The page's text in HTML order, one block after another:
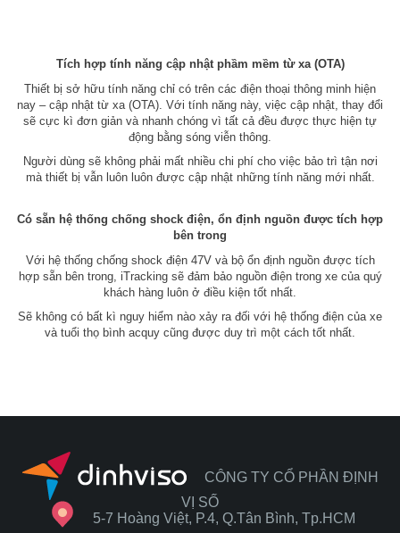
Tích hợp tính năng cập nhật phầm mềm từ xa (OTA)
Thiết bị sở hữu tính năng chỉ có trên các điện thoại thông minh hiện
nay – cập nhật từ xa (OTA). Với tính năng này, việc cập nhật, thay đổi
sẽ cực kì đơn giản và nhanh chóng vì tất cả đều được thực hiện tự
động bằng sóng viễn thông.
Người dùng sẽ không phải mất nhiều chi phí cho việc bảo trì tận nơi
mà thiết bị vẫn luôn luôn được cập nhật những tính năng mới nhất.
Có sẵn hệ thống chống shock điện, ổn định nguồn được tích hợp
bên trong
Với hệ thống chống shock điện 47V và bộ ổn định nguồn được tích
hợp sẵn bên trong, iTracking sẽ đảm bảo nguồn điện trong xe của quý
khách hàng luôn ở điều kiện tốt nhất.
Sẽ không có bất kì nguy hiểm nào xảy ra đối với hệ thống điện của xe
và tuổi thọ bình acquy cũng được duy trì một cách tốt nhất.
CÔNG TY CỔ PHẦN ĐỊNH
VỊ SỐ
5-7 Hoàng Việt, P.4, Q.Tân Bình, Tp.HCM